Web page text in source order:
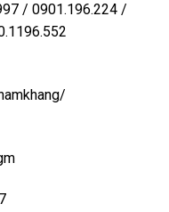
/ 0901.196.224 /